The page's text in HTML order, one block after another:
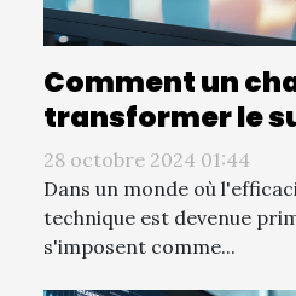
Comment un
transformer le
technique et le
28 octobre 2024 01:44
Dans un monde où
technique est devenue
s'imposent comme...